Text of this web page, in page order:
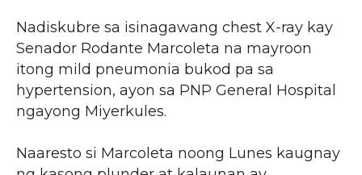
Nadiskubre sa isinagawang chest X-ray kay
Senador Rodante Marcoleta na mayroon
itong mild pneumonia bukod pa sa
hypertension, ayon sa PNP General Hospital
ngayong Miyerkules.
Naaresto si Marcoleta noong Lunes kaugnay